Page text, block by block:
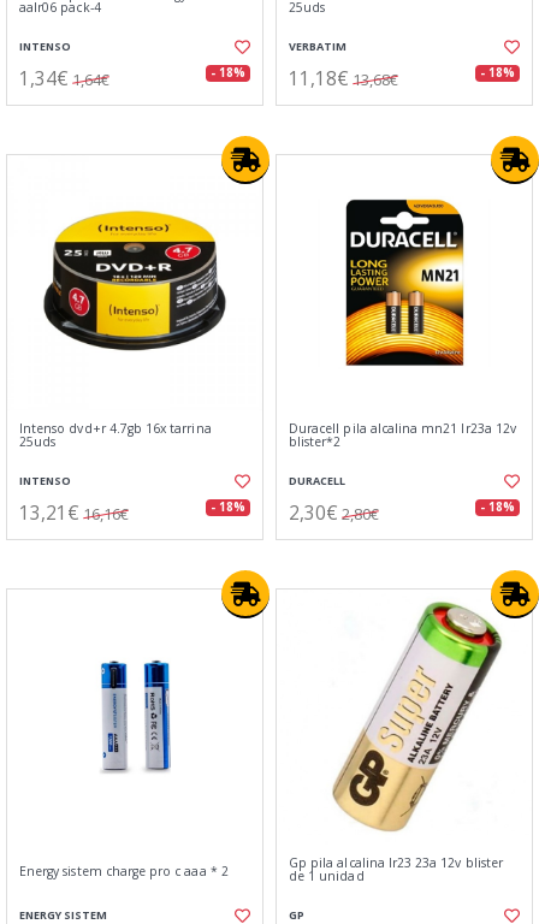
aalr06 pack-4
INTENSO
1,34€ 1,64€ - 18%
25uds
VERBATIM
11,18€ 13,68€ - 18%
Intenso dvd+r 4.7gb 16x tarrina
25uds
INTENSO
13,21€ 16,16€ - 18%
Duracell pila alcalina mn21 lr23a 12v
blister*2
DURACELL
2,30€ 2,80€ - 18%
Energy sistem charge pro c aaa * 2
ENERGY SISTEM
Gp pila alcalina lr23 23a 12v blister
de 1 unidad
GP